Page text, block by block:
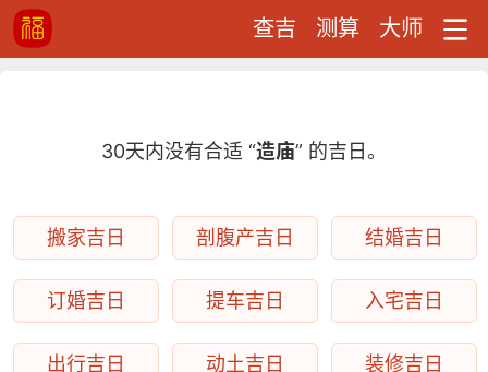
查吉 测算 大师
30天内没有合适 “造庙” 的吉日。
搬家吉日 剖腹产吉日 结婚吉日
订婚吉日 提车吉日 入宅吉日
出行吉日 动土吉日 装修吉日